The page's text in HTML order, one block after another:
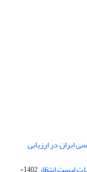
در ارزیابی